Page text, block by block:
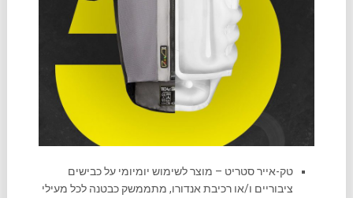
טק-אייר סטריט – מוצר לשימוש יומיומי על כבישים
ציבוריים ו/או רכיבת אנדורו, מתממשק כבטנה לכל מעילי